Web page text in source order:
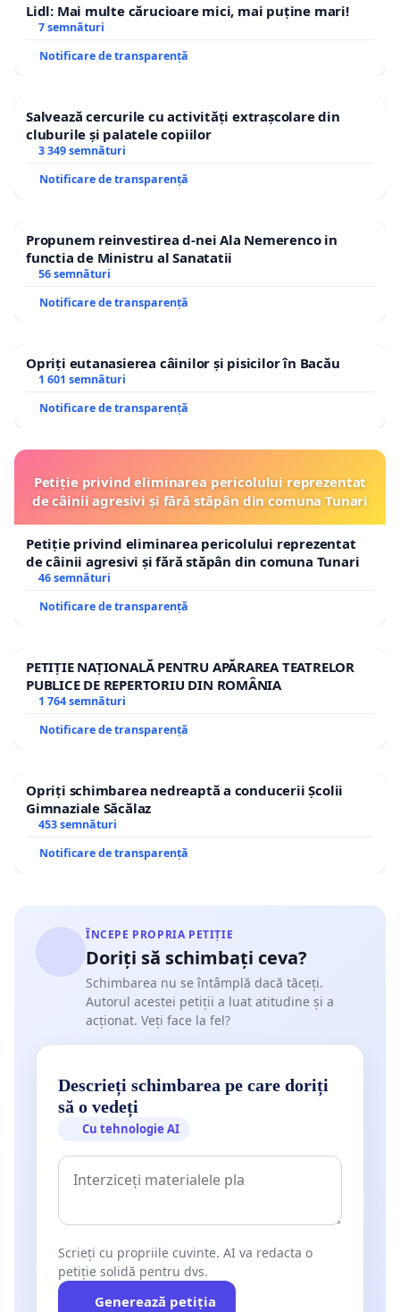
Lidl: Mai multe cărucioare mici, mai puține mari!
7 semnături
Notificare de transparență
Salvează cercurile cu activități extrașcolare din
cluburile și palatele copiilor
3 349 semnături
Notificare de transparență
Propunem reinvestirea d-nei Ala Nemerenco in
functia de Ministru al Sanatatii
56 semnături
Notificare de transparență
Opriți eutanasierea câinilor și pisicilor în Bacău
1 601 semnături
Notificare de transparență
Petiție privind eliminarea pericolului reprezentat
de câinii agresivi și fără stăpân din comuna Tunari
Petiție privind eliminarea pericolului reprezentat
de câinii agresivi și fără stăpân din comuna Tunari
46 semnături
Notificare de transparență
PETIȚIE NAȚIONALĂ PENTRU APĂRAREA TEATRELOR
PUBLICE DE REPERTORIU DIN ROMÂNIA
1 764 semnături
Notificare de transparență
Opriți schimbarea nedreaptă a conducerii Școlii
Gimnaziale Săcălaz
453 semnături
Notificare de transparență
ÎNCEPE PROPRIA PETIȚIE
Doriți să schimbați ceva?
Schimbarea nu se întâmplă dacă tăceți.
Autorul acestei petiții a luat atitudine și a
acționat. Veți face la fel?
Descrieți schimbarea pe care doriți
să o vedeți
Cu tehnologie AI
Scrieți cu propriile cuvinte. AI va redacta o
petiție solidă pentru dvs.
Generează petiția